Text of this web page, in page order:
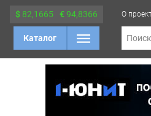
$ 82,1665 €94,8366
Каталог
О
Поиск